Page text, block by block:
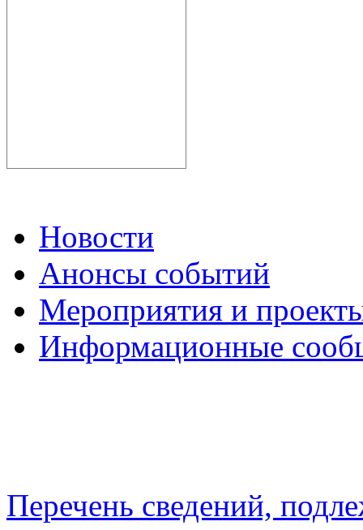
Новости
Анонсы событий
Мероприятия и
Информационные
Перечень сведений,